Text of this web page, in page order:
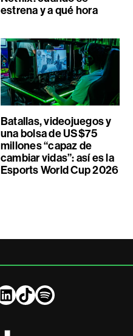
estrena y a qué hora
Batallas, videojuegos y
una bolsa de US$75
millones “capaz de
cambiar vidas”: así es la
Esports World Cup 2026